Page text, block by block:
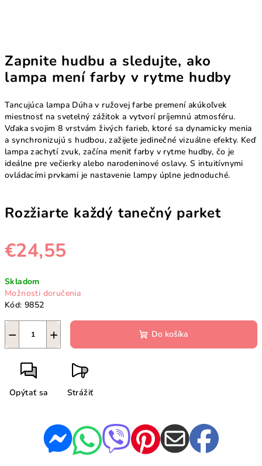
Zapnite hudbu a sledujte, ako
lampa mení farby v rytme hudby
Tancujúca lampa Dúha v ružovej farbe premení akúkoľvek
miestnosť na svetelný zážitok a vytvorí príjemnú atmosféru.
Vďaka svojim 8 vrstvám živých farieb, ktoré sa dynamicky menia
a synchronizujú s hudbou, zažijete jedinečné vizuálne efekty. Keď
lampa zachytí zvuk, začína meniť farby v rytme hudby, čo je
ideálne pre večierky alebo narodeninové oslavy. S intuitívnymi
ovládacími prvkami je nastavenie lampy úplne jednoduché.
Rozžiarte každý tanečný parket
€24,55
cena:
Skladom
Možnosti doručenia
Kód: 9852
+
− Do košíka
Opýtať sa Strážiť